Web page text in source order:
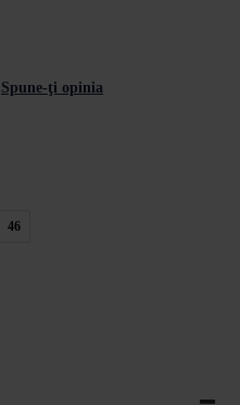
Spune-ţi opinia
46